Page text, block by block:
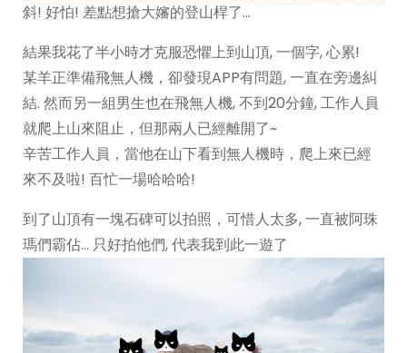
斜! 好怕! 差點想搶大嬸的登山桿了…
結果我花了半小時才克服恐懼上到山頂, 一個字, 心累!
某羊正準備飛無人機，卻發現APP有問題, 一直在旁邊糾
結. 然而另一組男生也在飛無人機, 不到20分鐘, 工作人員
就爬上山來阻止，但那兩人已經離開了~
辛苦工作人員，當他在山下看到無人機時，爬上來已經
來不及啦! 百忙一場哈哈哈!
到了山頂有一塊石碑可以拍照，可惜人太多, 一直被阿珠
瑪們霸佔… 只好拍他們, 代表我到此一遊了